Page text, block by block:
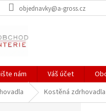
objednavky@a-gross.cz
nám Váš účet
Kostěná zdrhovadla